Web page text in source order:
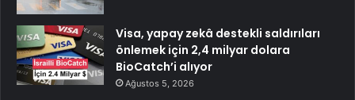
Visa, yapay zekâ destekli saldırıları
önlemek için 2,4 milyar dolara
BioCatch’i alıyor
Ağustos 5, 2026